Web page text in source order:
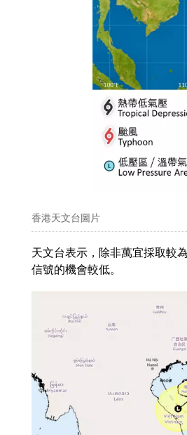
香港天文台圖片
天文台表示，除非萬宜採取較
信號的機會較低。